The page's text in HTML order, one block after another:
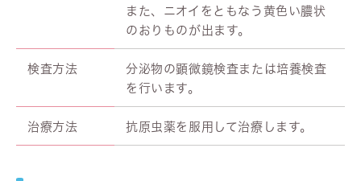
また、ニオイをともなう黄色い膿状
のおりものが出ます。
検査方法
分泌物の顕微鏡検査または培養検査
を行います。
治療方法 抗原虫薬を服用して治療します。